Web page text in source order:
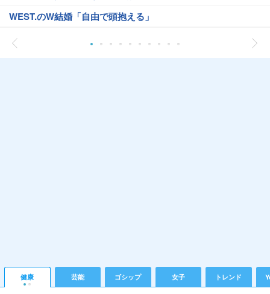
WEST.のW結婚「自由で頭抱える」
健康 芸能 ゴシップ 女子 トレンド